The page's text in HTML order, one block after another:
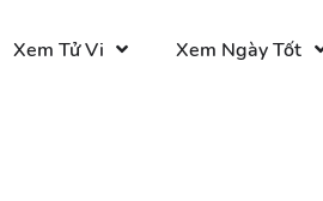
Xem Tử Vi Xem Ngày Tốt